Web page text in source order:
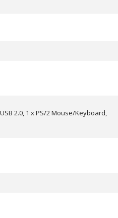
USB 2.0, 1 x PS/2 Mouse/Keyboard,